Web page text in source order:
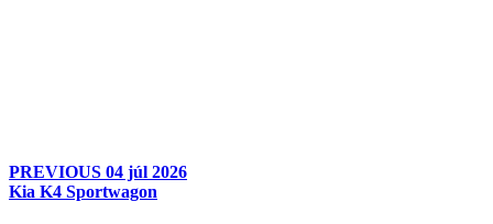
PREVIOUS 04 júl 2026
Kia K4 Sportwagon